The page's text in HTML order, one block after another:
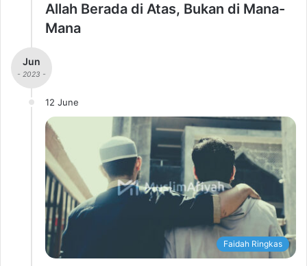
Allah Berada di Atas, Bukan di Mana-
Mana
Jun
- 2023 -
12 June
Faidah Ringkas